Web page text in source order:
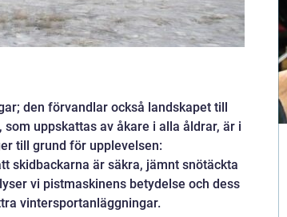
den förvandlar också landskapet till
uppskattas av åkare i alla åldrar, är i
till grund för upplevelsen:
skidbackarna är säkra, jämnt snötäckta
vi pistmaskinens betydelse och dess
vintersportanläggningar.